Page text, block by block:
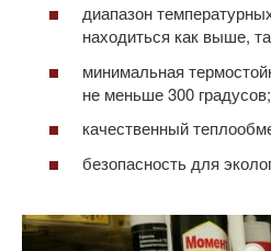
диапазон
находиться как выше,
минимальная
не меньше 300 градусов;
качественный
безопасность для